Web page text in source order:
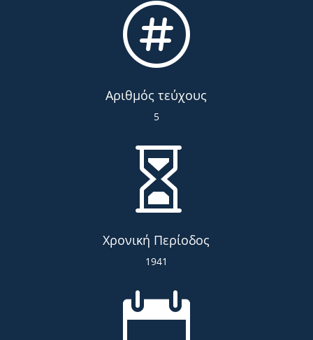

Αριθμός τεύχους
5

Χρονική Περίοδος
1941
